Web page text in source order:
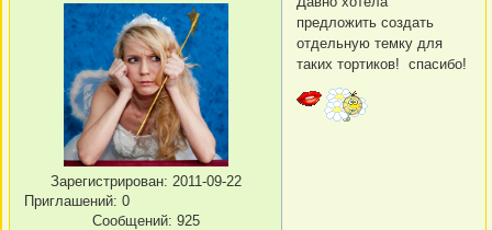
Зарегистрирован: 2011-09-22
Приглашений: 0
Сообщений: 925
предложить создать
отдельную темку для
таких тортиков! спасибо!